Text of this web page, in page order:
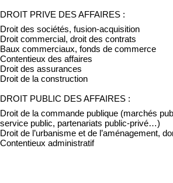
DROIT PRIVE DES AFFAIRES :
Droit des sociétés, fusion-acquisition
Droit commercial, droit des contrats
Baux commerciaux, fonds de commerce
Contentieux des affaires
Droit des assurances
Droit de la construction
DROIT PUBLIC DES AFFAIRES :
Droit de la commande publique (marchés
service public, partenariats public-privé…)
Droit de l’urbanisme et de l’aménagement,
Contentieux administratif